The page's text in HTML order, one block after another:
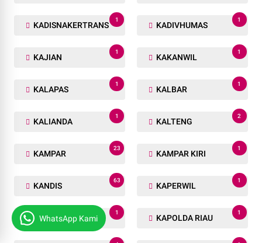
KADISNAKERTRANS
1
KADIVHUMAS
1
KAJIAN
1
KAKANWIL
1
KALAPAS
1
KALBAR
1
KALIANDA
1
KALTENG
2
KAMPAR
23
KAMPAR KIRI
1
KANDIS
63
KAPERWIL
1
KAPOLDA
1
KAPOLDA RIAU
1
WhatsApp Kami